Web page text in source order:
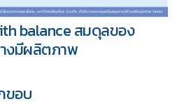
balance สมดุลของ
งมีผลิตภาพ
ขอบ